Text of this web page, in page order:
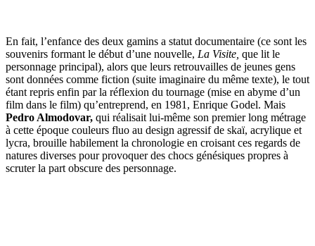
En fait, l’enfance des deux gamins a statut documentaire (ce sont les
souvenirs formant le début d’une nouvelle, La Visite, que lit le
personnage principal), alors que leurs retrouvailles de jeunes gens
sont données comme fiction (suite imaginaire du même texte), le tout
étant repris enfin par la réflexion du tournage (mise en abyme d’un
film dans le film) qu’entreprend, en 1981, Enrique Godel. Mais
Pedro Almodovar, qui réalisait lui-même son premier long métrage
à cette époque couleurs fluo au design agressif de skaï, acrylique et
lycra, brouille habilement la chronologie en croisant ces regards de
natures diverses pour provoquer des chocs génésiques propres à
scruter la part obscure des personnage.